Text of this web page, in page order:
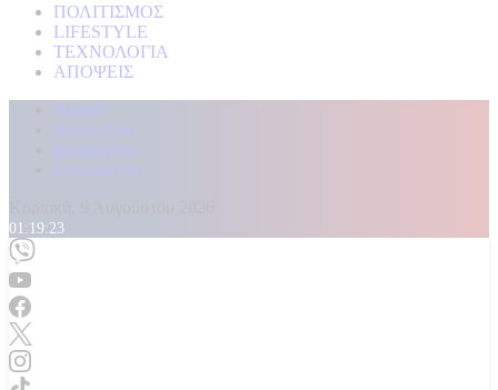
ΠΟΛΙΤΙΣΜΟΣ
LIFESTYLE
ΤΕΧΝΟΛΟΓΙΑ
ΑΠΟΨΕΙΣ
Αρχική
Kontra Live
Καταγγελίες
Επικοινωνία
01:19:25